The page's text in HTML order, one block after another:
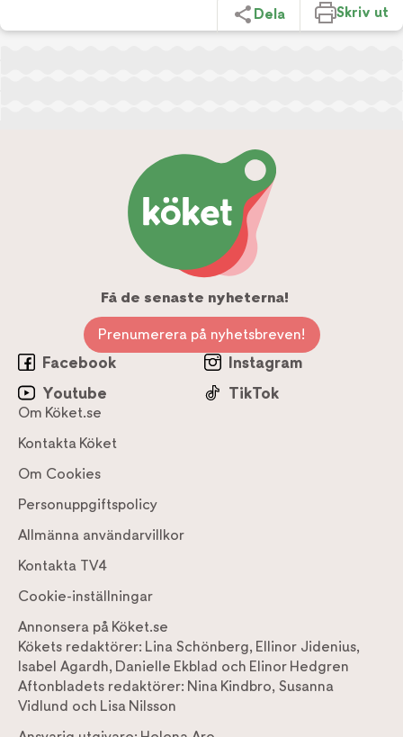
Dela Skriv ut
Få de senaste nyheterna!
Prenumerera på nyhetsbreven!
Facebook
Instagram
Youtube
TikTok
Om Köket.se
Kontakta Köket
Om Cookies
Personuppgiftspolicy
Allmänna användarvillkor
Kontakta TV4
Cookie-inställningar
Annonsera på Köket.se
Kökets redaktörer: Lina Schönberg, Ellinor Jidenius,
Isabel Agardh, Danielle Ekblad och Elinor Hedgren
Aftonbladets redaktörer: Nina Kindbro, Susanna
Vidlund och Lisa Nilsson